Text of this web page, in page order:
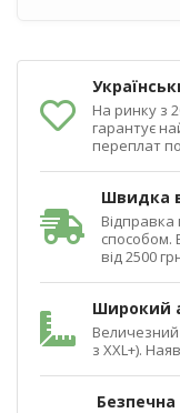
На ринку з
гарантує
переплат
Швидка
Відправка
способом.
від 2500
Широкий
Величезний
з XXL+).